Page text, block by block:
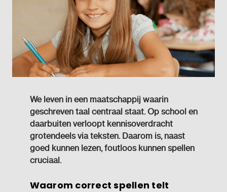
We leven in een maatschappij waarin
geschreven taal centraal staat. Op school en
daarbuiten verloopt kennisoverdracht
grotendeels via teksten. Daarom is, naast
goed kunnen lezen, foutloos kunnen spellen
cruciaal.
Waarom correct spellen telt